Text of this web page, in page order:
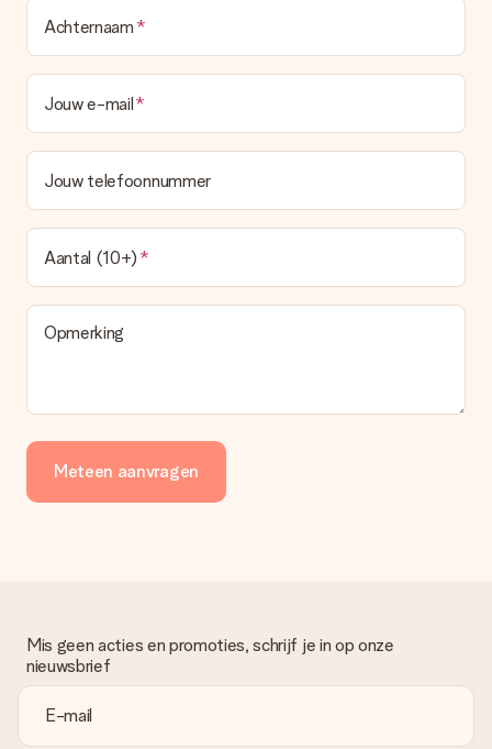
Achternaam
Jouw e-mail
Jouw telefoonnummer
Aantal (10+)
Opmerking
Meteen aanvragen
Mis geen acties en promoties, schrijf je in op onze
nieuwsbrief